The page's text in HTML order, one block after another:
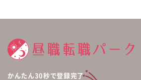
かんたん30秒で登録完了